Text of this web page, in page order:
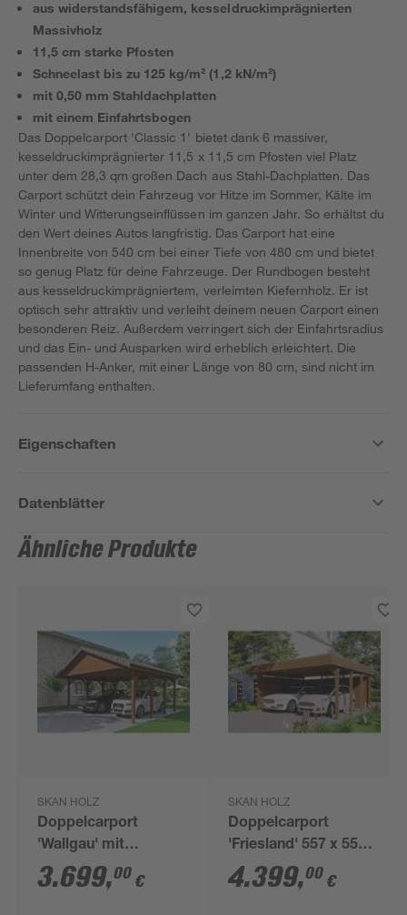
aus widerstandsfähigem, kesseldruckimprägnierten
Massivholz
11,5 cm starke Pfosten
Schneelast bis zu 125 kg/m² (1,2 kN/m²)
mit 0,50 mm Stahldachplatten
mit einem Einfahrtsbogen
Das Doppelcarport 'Classic 1' bietet dank 6 massiver,
kesseldruckimprägnierter 11,5 x 11,5 cm Pfosten viel Platz
unter dem 28,3 qm großen Dach aus Stahl-Dachplatten. Das
Carport schützt dein Fahrzeug vor Hitze im Sommer, Kälte im
Winter und Witterungseinflüssen im ganzen Jahr. So erhältst du
den Wert deines Autos langfristig. Das Carport hat eine
Innenbreite von 540 cm bei einer Tiefe von 480 cm und bietet
so genug Platz für deine Fahrzeuge. Der Rundbogen besteht
aus kesseldruckimprägniertem, verleimten Kiefernholz. Er ist
optisch sehr attraktiv und verleiht deinem neuen Carport einen
besonderen Reiz. Außerdem verringert sich der Einfahrtsradius
und das Ein- und Ausparken wird erheblich erleichtert. Die
passenden H-Anker, mit einer Länge von 80 cm, sind nicht im
Lieferumfang enthalten.
Eigenschaften
Datenblätter
Ähnliche Produkte
SKAN HOLZ
Doppelcarport
'Wallgau' mit
Dachlattung 620 x 600
cm nussbaum
3.699,00 €
SKAN HOLZ
Doppelcarport
'Friesland' 557 x 555
cm nussbaum Set 3
m. Rück- und
4.399,00 €